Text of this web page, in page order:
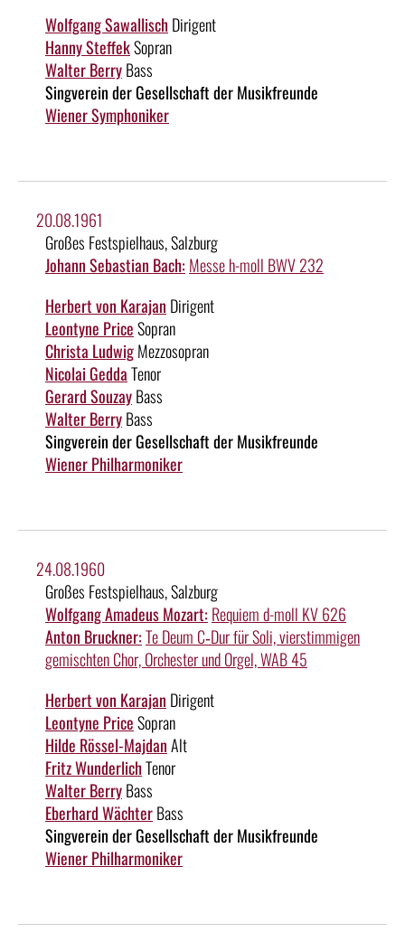
Wolfgang SawallischDirigent
Hanny SteffekSopran
Walter BerryBass
Singverein der Gesellschaft der Musikfreunde
Wiener Symphoniker
20.08.1961
Großes Festspielhaus, Salzburg
Johann Sebastian Bach: Messe h-moll BWV 232
Herbert von Karajan Dirigent
Leontyne PriceSopran
Christa LudwigMezzosopran
Nicolai GeddaTenor
Gerard SouzayBass
Walter BerryBass
Singverein der Gesellschaft der Musikfreunde
Wiener Philharmoniker
24.08.1960
Großes Festspielhaus, Salzburg
Wolfgang Amadeus Mozart: Requiem d-moll KV 626
Anton Bruckner:Te Deum C‑Dur für Soli, vierstimmigen
gemischten Chor, Orchester und Orgel, WAB 45
Herbert von Karajan Dirigent
Leontyne PriceSopran
Hilde Rössel-MajdanAlt
Fritz WunderlichTenor
Walter BerryBass
Eberhard WächterBass
Singverein der Gesellschaft der Musikfreunde
Wiener Philharmoniker